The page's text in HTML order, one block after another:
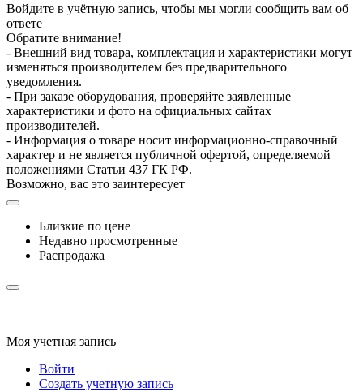
Войдите в учётную запись, чтобы мы могли сообщить вам об
ответе
Обратите внимание!
- Внешний вид товара, комплектация и характеристики могут
изменяться производителем без предварительного
уведомления.
- При заказе оборудования, проверяйте заявленные
характеристики и фото на официальных сайтах
производителей.
- Информация о товаре носит информационно-справочный
характер и не является публичной офертой, определяемой
положениями Статьи 437 ГК РФ.
Возможно, вас это заинтересует
Близкие по цене
Недавно просмотренные
Распродажа
Моя учетная запись
Войти
Создать учетную запись